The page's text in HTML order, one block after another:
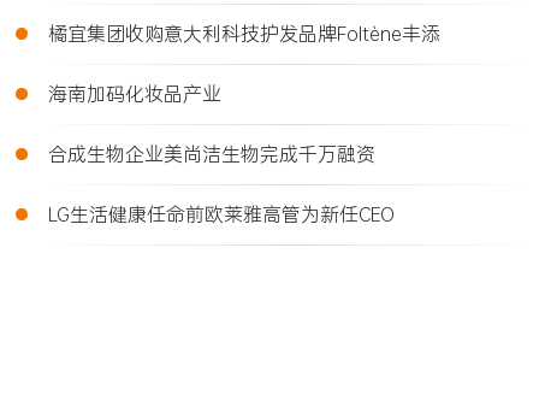
• 橘宜集团收购意大利科技护发品牌Foltène丰添
• 海南加码化妆品产业
• 合成生物企业美尚洁生物完成千万融资
• LG生活健康任命前欧莱雅高管为新任CEO